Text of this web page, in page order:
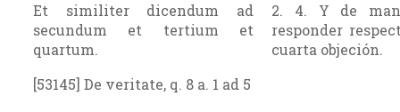
Et similiter dicendum ad
secundum et tertium et
quartum.
2. 4. Y de
responder
cuarta objeción.
[53145] De veritate, q. 8 a. 1 ad 5